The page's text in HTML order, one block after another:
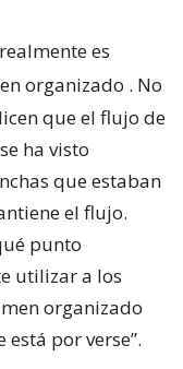
realmente es
organizado . No
que el flujo de
ha visto
que estaban
el flujo.
punto
utilizar a los
organizado
está por verse”.